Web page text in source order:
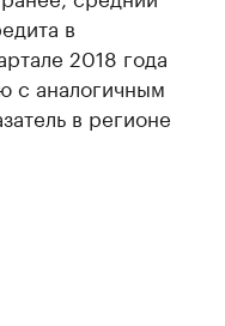
в
2018 года
с аналогичным
в регионе